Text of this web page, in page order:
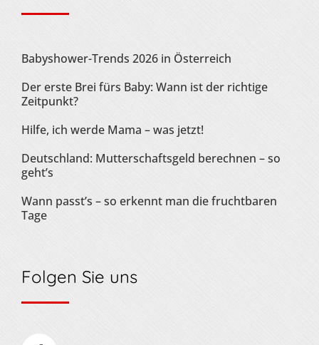
Babyshower-Trends 2026 in Österreich
Der erste Brei fürs Baby: Wann ist der richtige
Zeitpunkt?
Hilfe, ich werde Mama – was jetzt!
Deutschland: Mutterschaftsgeld berechnen – so
geht’s
Wann passt’s – so erkennt man die fruchtbaren
Tage
Folgen Sie uns